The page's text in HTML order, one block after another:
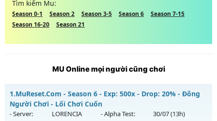
Tìm kiếm Mu:
Season 0-1 Season 2 Season 3-5 Season 6
Season 7-15
Season 16-20
Season 21
MU Online mọi người cũng chơi
1.MuReset.Com - Season 6 - Exp: 500x - Drop: 20% - Đông
Người Chơi - Lối Chơi Cuốn
- Server: LORENCIA - Alpha Test: 30/07(13h)